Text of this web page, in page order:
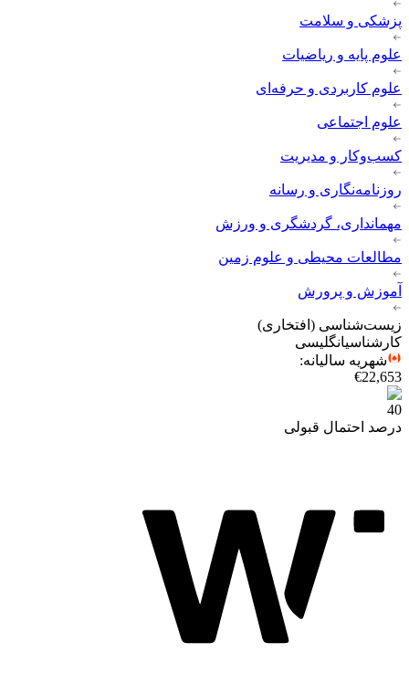
پزشکی و سلامت
علوم پایه و ریاضیات
علوم کاربردی و حرفه‌ای
علوم اجتماعی
کسب‌وکار و مدیریت
روزنامه‌نگاری و رسانه
مهمانداری، گردشگری و ورزش
مطالعات محیطی و علوم زمین
آموزش و پرورش
زیست‌شناسی (افتخاری)
کارشناسیانگلیسی
شهریه سالیانه:
€22,653
40
درصد احتمال قبولی